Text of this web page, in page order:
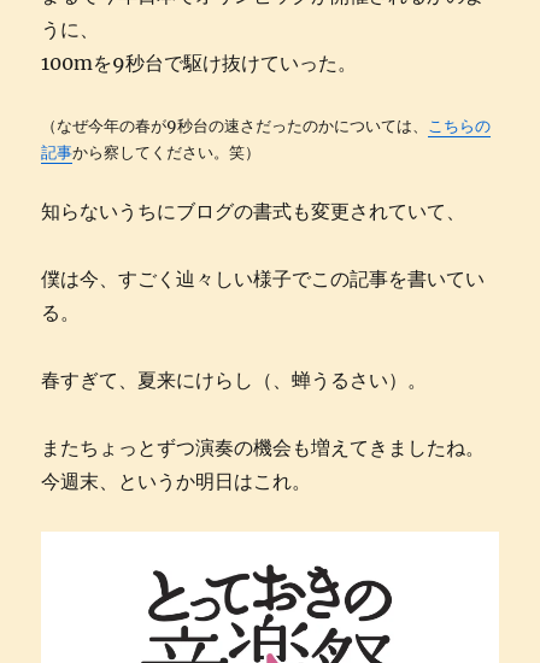
うに、
100mを9秒台で駆け抜けていった。
（なぜ今年の春が9秒台の速さだったのかについては、 こちらの
記事から察してください。笑）
知らないうちにブログの書式も変更されていて、
僕は今、すごく辿々しい様子でこの記事を書いてい
る。
春すぎて、夏来にけらし（、蝉うるさい）。
またちょっとずつ演奏の機会も増えてきましたね。
今週末、というか明日はこれ。